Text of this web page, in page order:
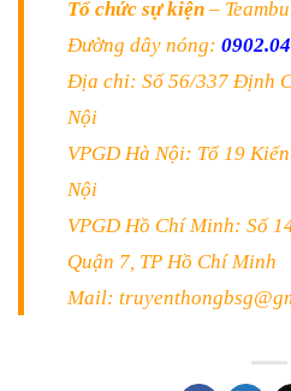
Tổ chức sự kiện –
Đường dây nóng:
Địa chỉ: Số 56/337 Định
Nội
VPGD Hà Nội: Tổ 19
Nội
VPGD Hồ Chí Minh: Số
Quận 7, TP Hồ Chí Minh
Mail: